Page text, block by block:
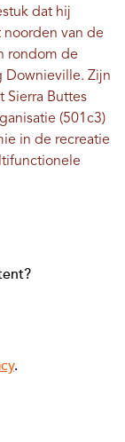
dat hij
noorden van de
rondom de
Downieville. Zijn
Sierra Buttes
(501c3)
in de recreatie